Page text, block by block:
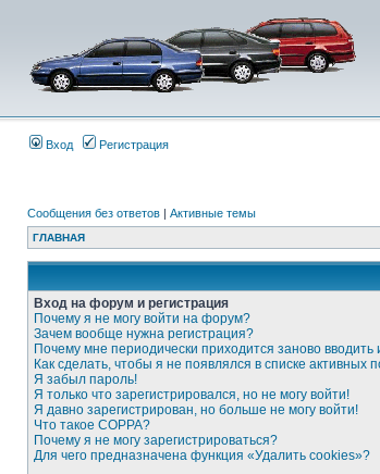
Вход Регистрация
Сообщения без ответов | Активные темы
ГЛАВНАЯ
Вход на форум и регистрация
Почему я не могу войти на форум?
Зачем вообще нужна регистрация?
Почему мне периодически приходится заново вводить
Как сделать, чтобы я не появлялся в списке активных
Я забыл пароль!
Я только что зарегистрировался, но не могу войти!
Я давно зарегистрирован, но больше не могу войти!
Что такое COPPA?
Почему я не могу зарегистрироваться?
Для чего предназначена функция «Удалить cookies»?